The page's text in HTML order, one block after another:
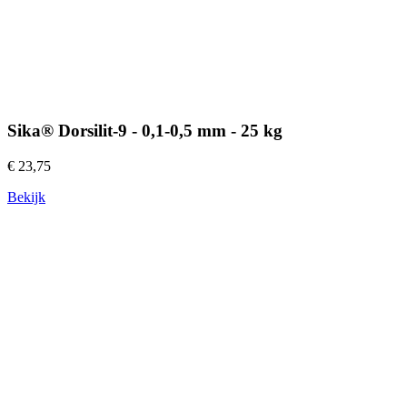
Sika® Dorsilit-9 - 0,1-0,5 mm - 25 kg
€ 23,75
Bekijk